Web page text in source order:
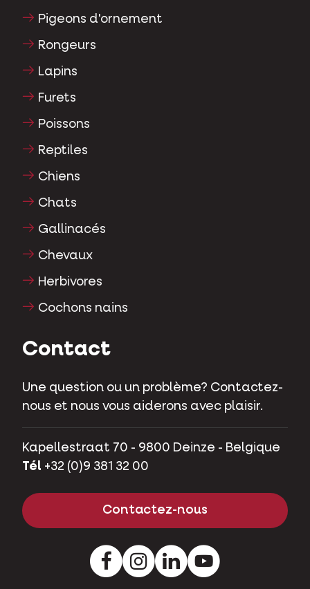
Pigeons d'ornement
Rongeurs
Lapins
Furets
Poissons
Reptiles
Chiens
Chats
Gallinacés
Chevaux
Herbivores
Cochons nains
Contact
Une question ou un problème? Contactez-
nous et nous vous aiderons avec plaisir.
Kapellestraat 70 - 9800 Deinze - Belgique
Tél +32 (0)9 381 32 00
Contactez-nous
FacebookInstagramLinkedInYoutube